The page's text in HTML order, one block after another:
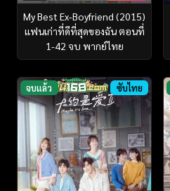
My Best Ex-Boyfriend (2015)
แฟนเก่าที่ดีที่สุดของฉัน ตอนที่
1-42 จบ พากย์ไทย
จบแล้ว ซับไทย